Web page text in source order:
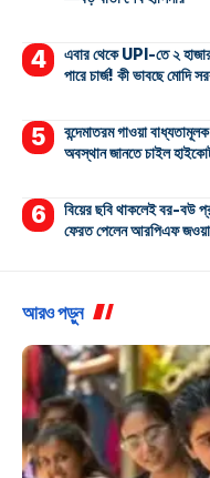
এবার থেকে UPI-তে ২ হাজার
পারে চার্জ! কী ভাবছে মোদি
বন্দেমাতরম গাওয়া
অবস্থান জানতে চাইল
বিয়ের ছবি থাকলেই বর-বউ
ফেরত পেলেন আরপিএফ
আরও পড়ুন